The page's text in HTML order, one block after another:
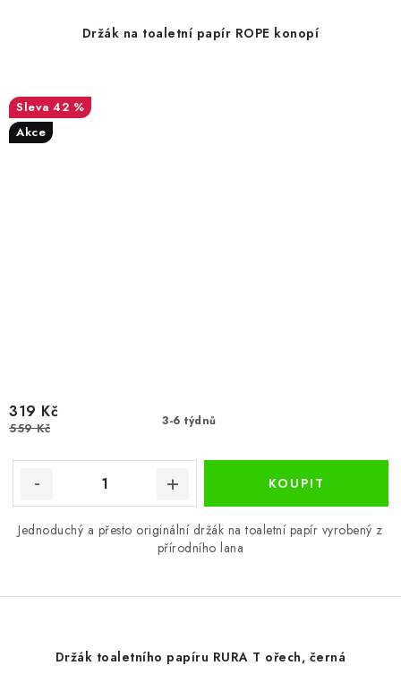
Držák na toaletní papír ROPE konopí
42 %
Akce
3-6 týdnů
319 Kč
559 Kč
Jednoduchý a přesto originální držák na toaletní papír vyrobený z
přírodního lana
Držák toaletního papíru RURA T ořech, černá